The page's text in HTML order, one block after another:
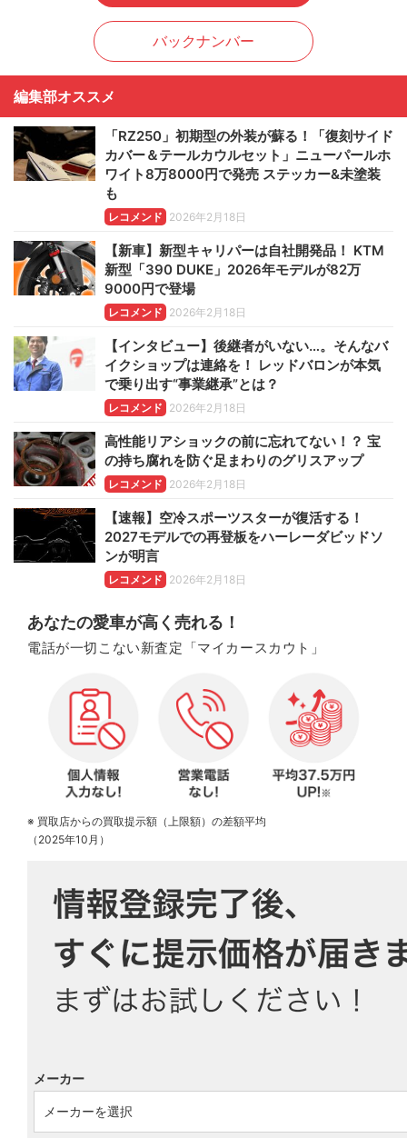
バックナンバー
編集部オススメ
「RZ250」初期型の外装が蘇る！「復刻サイド
カバー＆テールカウルセット」ニューパールホ
ワイト8万8000円で発売 ステッカー&未塗装
も
レコメンド 2026年2月18日
【新車】新型キャリパーは自社開発品！ KTM
新型「390 DUKE」2026年モデルが82万
9000円で登場
レコメンド 2026年2月18日
【インタビュー】後継者がいない…。そんなバ
イクショップは連絡を！ レッドバロンが本気
で乗り出す“事業継承”とは？
レコメンド 2026年2月18日
高性能リアショックの前に忘れてない！？ 宝
の持ち腐れを防ぐ足まわりのグリスアップ
レコメンド 2026年2月18日
【速報】空冷スポーツスターが復活する！
2027モデルでの再登板をハーレーダビッドソ
ンが明言
レコメンド 2026年2月18日
あなたの愛車が高く売れる！
電話が一切こない新査定「マイカースカウト」
※ 買取店からの買取提示額（上限額）の差額平均
（2025年10月）
メーカー